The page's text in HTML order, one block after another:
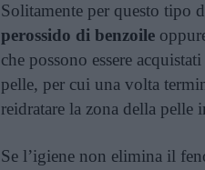
Solitamente per questo tipo
perossido di benzoile
che possono essere
pelle, per cui una volta
reidratare la zona della pelle
Se l’igiene non elimina il